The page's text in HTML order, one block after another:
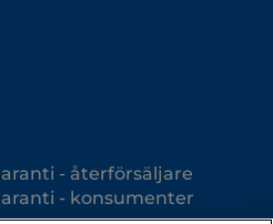
- återförsäljare
- konsumenter